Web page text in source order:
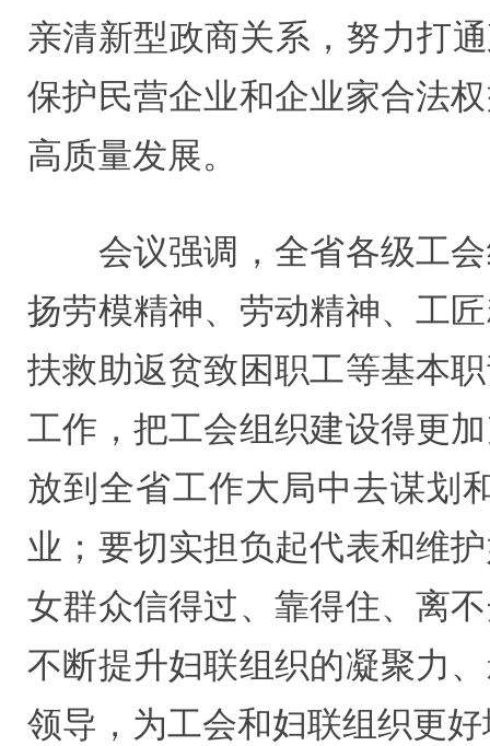
亲清新型政商关系，努力打
保护民营企业和企业家合法
高质量发展。
会议强调，全省各级工会
扬劳模精神、劳动精神、工
扶救助返贫致困职工等基本
工作，把工会组织建设得更
放到全省工作大局中去谋划
业；要切实担负起代表和维
女群众信得过、靠得住、离
不断提升妇联组织的凝聚力
领导，为工会和妇联组织更